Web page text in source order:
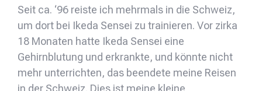
Seit ca. ‘96 reiste ich mehrmals in die Schweiz,
um dort bei Ikeda Sensei zu trainieren. Vor zirka
18 Monaten hatte Ikeda Sensei eine
Gehirnblutung und erkrankte, und könnte nicht
mehr unterrichten, das beendete meine Reisen